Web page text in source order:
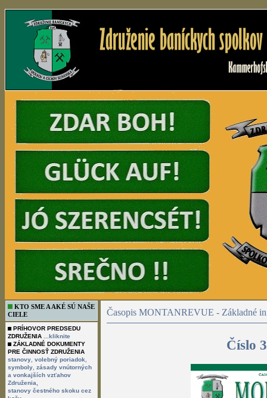
KTO SME A AKÉ SÚ NAŠE
CIELE
PRÍHOVOR PREDSEDU
ZDRUŽENIA
...kliknite
ZÁKLADNÉ DOKUMENTY
PRE ČINNOSŤ ZDRUŽENIA
stanovy volebný poriadok
symboly zásady vnútorných
a vonkajších vzťahov
Združenia,
stanovy čestného skoku cez
Časopis MONTANREVUE - Základné
Číslo